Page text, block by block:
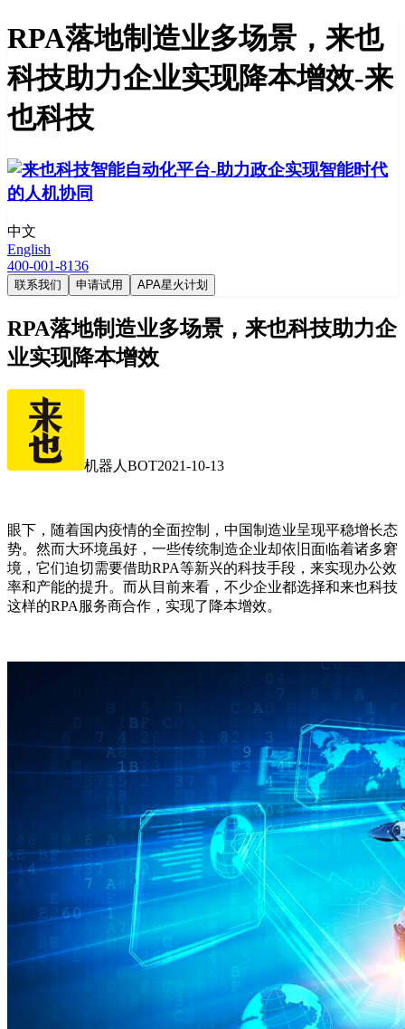
RPA落地制造业多场景，来也
科技助力企业实现降本增效-来
也科技
中文
English
400-001-8136
联系我们 申请试用 APA星火计划
RPA落地制造业多场景，来也科技助力企
业实现降本增效
机器人BOT2021-10-13
眼下，随着国内疫情的全面控制，中国制造业呈现平稳增长态
势。然而大环境虽好，一些传统制造企业却依旧面临着诸多窘
境，它们迫切需要借助RPA等新兴的科技手段，来实现办公效
率和产能的提升。而从目前来看，不少企业都选择和来也科技
这样的RPA服务商合作，实现了降本增效。